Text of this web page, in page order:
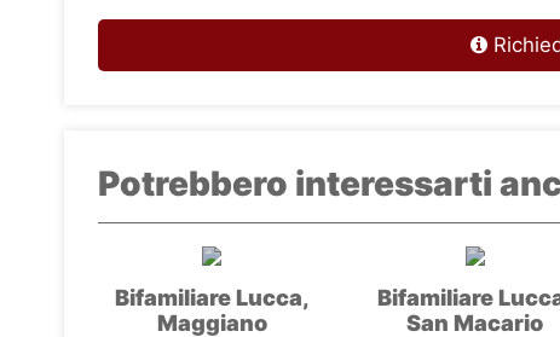
Potrebbero interessarti
Bifamiliare Lucca,
Maggiano
Bifamiliare
San Macario